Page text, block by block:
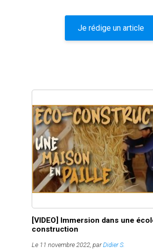
Je rédige un article
[VIDEO] Immersion dans une
construction
Le 11 novembre 2022, parDidier S.